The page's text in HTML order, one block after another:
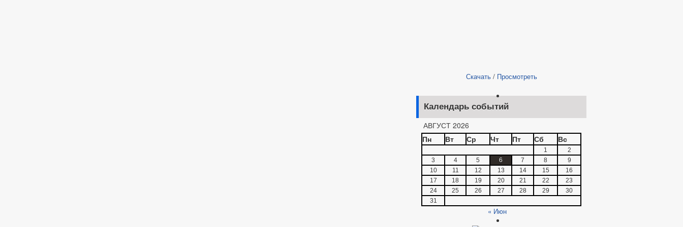
Скачать/ Просмотреть
Календарь событий
АВГУСТ 2026
Пн
Вт Ср Чт Пт Сб Вс
1
2
3
4 5 6 7 8
9
10
11 12 13 14 15
16
17
18 19 20 21 22
23
24
25 26 27 28 29
30
31
« Июн